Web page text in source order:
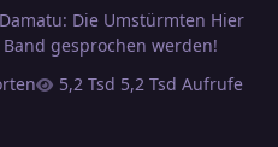
Die Umstürmten Hier
gesprochen werden!
5,2 Tsd Aufrufe